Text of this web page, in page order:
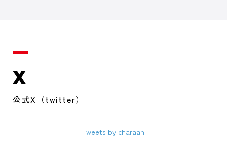
X
公式X（twitter）
Tweets by charaani